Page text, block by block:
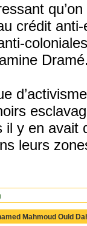
crédit
il y en avait
leurs
Mahmoud Ould